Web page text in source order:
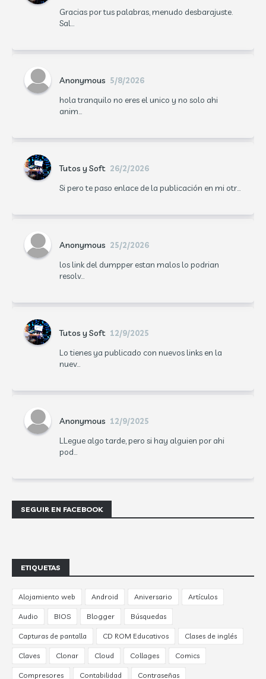
Gracias por tus palabras, menudo desbarajuste.
Sal...
Anonymous 5/8/2026
hola tranquilo no eres el unico y no solo ahi
anim...
Tutos y Soft 26/2/2026
Si pero te paso enlace de la publicación en mi otr...
Anonymous 25/2/2026
los link del dumpper estan malos lo podrian
resolv...
Tutos y Soft 12/9/2025
Lo tienes ya publicado con nuevos links en la
nuev...
Anonymous 12/9/2025
LLegue algo tarde, pero si hay alguien por ahi
pod...
SEGUIR EN FACEBOOK
ETIQUETAS
Alojamiento web Android Aniversario Artículos
Audio BIOS Blogger Búsquedas
Capturas de pantalla CD ROM Educativos Clases de inglés
Claves Clonar Cloud Collages Comics
Compresores Contabilidad Contraseñas